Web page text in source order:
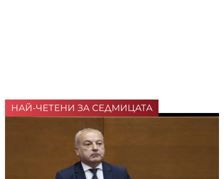
НАЙ-ЧЕТЕНИ ЗА СЕДМИЦАТА